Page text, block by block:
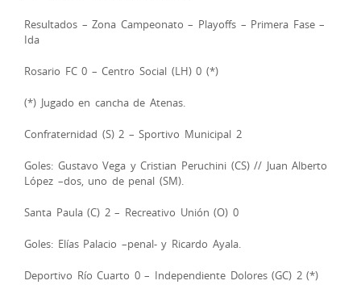
Resultados – Zona Campeonato – Playoffs – Primera Fase –
Ida
Rosario FC 0 – Centro Social (LH) 0 (*)
(*) Jugado en cancha de Atenas.
Confraternidad (S) 2 – Sportivo Municipal 2
Goles: Gustavo Vega y Cristian Peruchini (CS) // Juan Alberto
López –dos, uno de penal (SM).
Santa Paula (C) 2 – Recreativo Unión (O) 0
Goles: Elías Palacio –penal- y Ricardo Ayala.
Deportivo Río Cuarto 0 – Independiente Dolores (GC) 2 (*)